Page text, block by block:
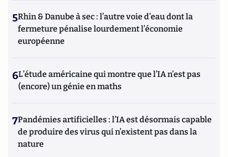
5Rhin & Danube à sec : l’autre voie d’eau dont la
fermeture pénalise lourdement l’économie
européenne
6L’étude américaine qui montre que l’IA n’est pas
(encore) un génie en maths
7Pandémies artificielles : l’IA est désormais capable
de produire des virus qui n’existent pas dans la
nature